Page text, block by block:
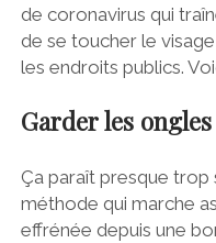
de coronavirus qui
de se toucher le
les endroits publics.
Garder les
Ça paraît presque trop
méthode qui marche
effrénée depuis une